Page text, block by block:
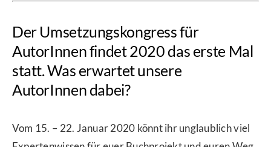
Der Umsetzungskongress für
AutorInnen findet 2020 das erste Mal
statt. Was erwartet unsere
AutorInnen dabei?
Vom 15. – 22. Januar 2020 könnt ihr unglaublich viel